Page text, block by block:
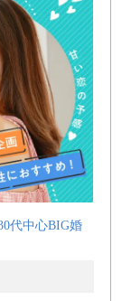
代中心BIG婚